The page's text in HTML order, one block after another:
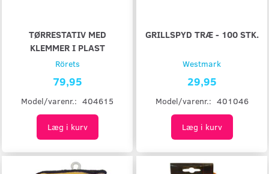
TØRRESTATIV MED
KLEMMER I PLAST
Rörets
79,95
Model/varenr.: 404615
Læg i kurv
GRILLSPYD TRÆ - 100 STK.
Westmark
29,95
Model/varenr.: 401046
Læg i kurv